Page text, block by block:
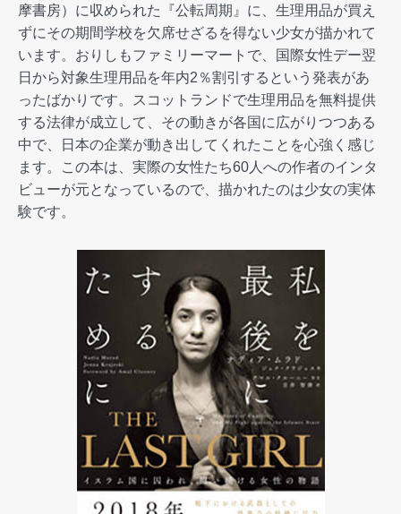
摩書房）に収められた『公転周期』に、生理用品が買え
ずにその期間学校を欠席せざるを得ない少女が描かれて
います。おりしもファミリーマートで、国際女性デー翌
日から対象生理用品を年内2％割引するという発表があ
ったばかりです。スコットランドで生理用品を無料提供
する法律が成立して、その動きが各国に広がりつつある
中で、日本の企業が動き出してくれたことを心強く感じ
ます。この本は、実際の女性たち60人への作者のインタ
ビューが元となっているので、描かれたのは少女の実体
験です。